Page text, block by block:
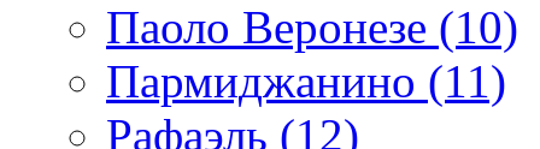
Паоло Веронезе (10)
Пармиджанино (11)
Рафаэль (12)